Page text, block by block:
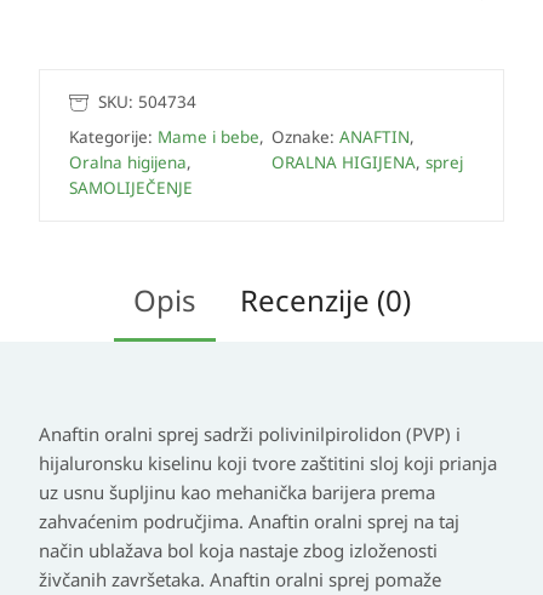
SKU: 504734
Kategorije: Mame i bebe,
Oralna higijena,
SAMOLIJEČENJE
Oznake: ANAFTIN,
ORALNA HIGIJENA, sprej
Opis Recenzije (0)
Anaftin oralni sprej sadrži polivinilpirolidon (PVP) i
hijaluronsku kiselinu koji tvore zaštitini sloj koji prianja
uz usnu šupljinu kao mehanička barijera prema
zahvaćenim područjima. Anaftin oralni sprej na taj
način ublažava bol koja nastaje zbog izloženosti
živčanih završetaka. Anaftin oralni sprej pomaže